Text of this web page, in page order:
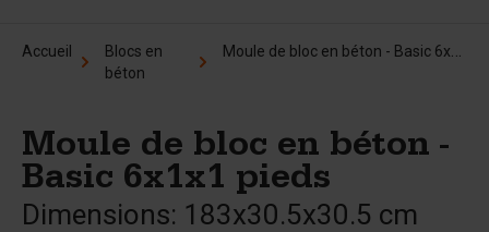
Accueil
Blocs en
béton
Moule de bloc en béton - Basic 6x1x1 pieds
Moule de bloc en béton -
Basic 6x1x1 pieds
Dimensions: 183x30.5x30.5 cm